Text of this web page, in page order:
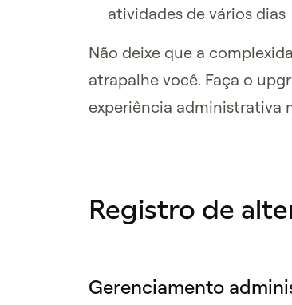
atividades de vários dias
Não deixe que a
atrapalhe você. Faça o
experiência administrativa
Registro de
Gerenciamento